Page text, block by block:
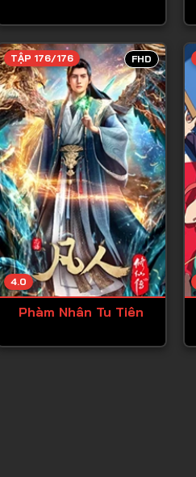
Tập 17
Tập 18
Tập 19
Tập 20
Tập 21
Tập 22
Tập 23
Tập 24
Tập 25
Tập 26
Tập 28
FHD
4.0
TẬP 176/176
Phàm Nhân Tu Tiên